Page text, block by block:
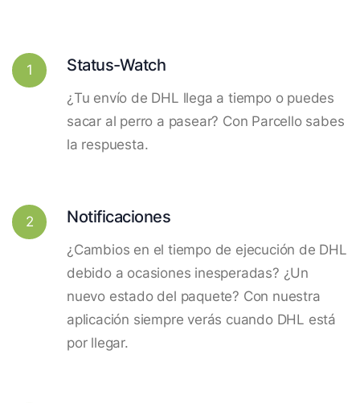
1 Status-Watch
¿Tu envío de DHL llega a tiempo o puedes
sacar al perro a pasear? Con Parcello sabes
la respuesta.
2 Notificaciones
¿Cambios en el tiempo de ejecución de DHL
debido a ocasiones inesperadas? ¿Un
nuevo estado del paquete? Con nuestra
aplicación siempre verás cuando DHL está
por llegar.